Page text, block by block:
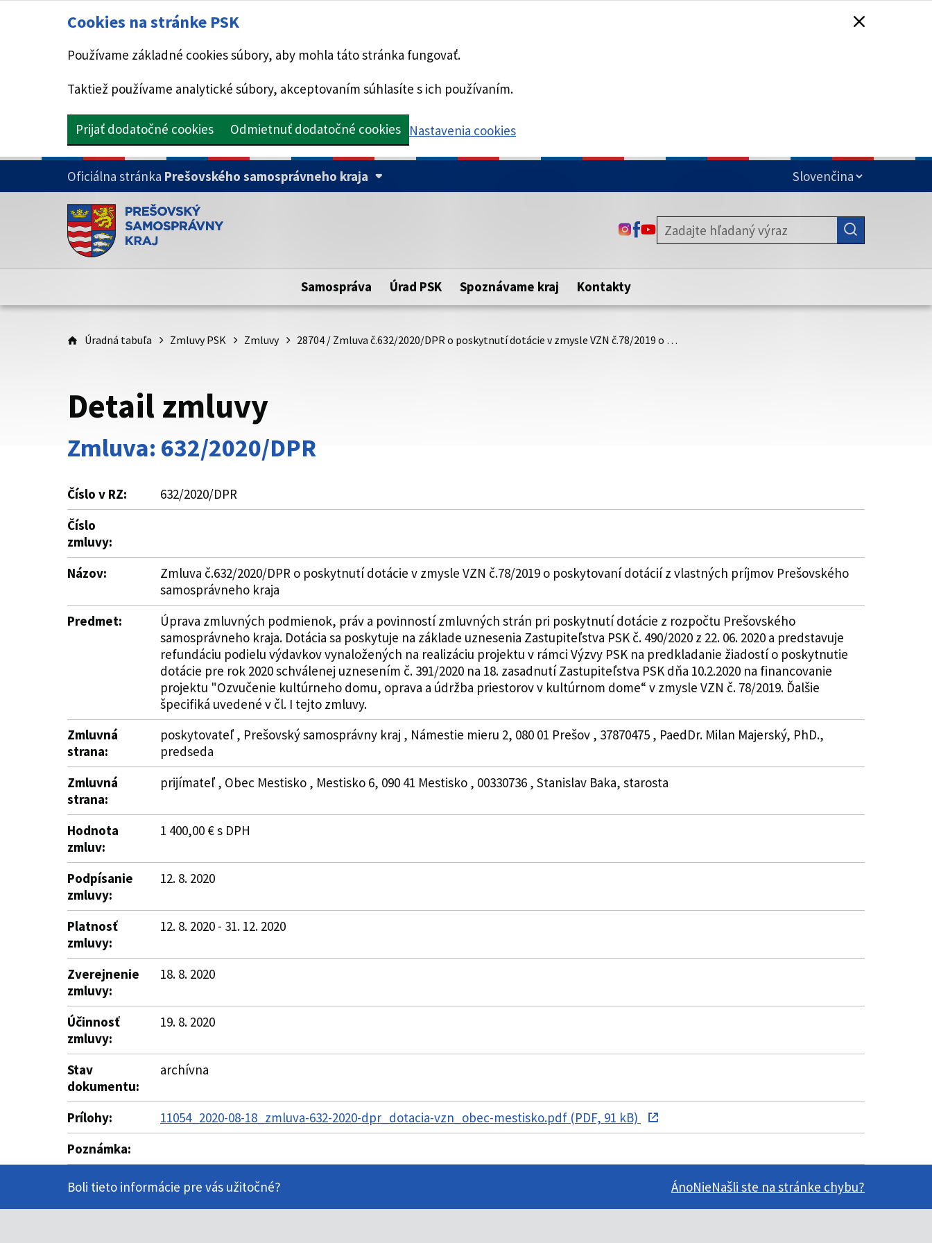
Cookies na stránke PSK
Používame základné cookies súbory, aby mohla táto stránka fungovať.
Taktiež používame analytické súbory, akceptovaním súhlasíte s ich používaním.
Prijať dodatočné cookies Odmietnuť dodatočné cookies Nastavenia cookies
PRESKOČIŤ NA HLAVNÝ OBSAH
Oficiálna stránka Prešovského samosprávneho kraja
Doména psk.sk je oficiálna
Toto je oficiálna webová stránka Prešovského samosprávneho kraja.
Táto stránka je zabezpečená
zabezpečenú webovú stránku. Zabezpečená stránka vždy začína
https:// pred názvom domény webového sídla.
ODKAZ SA OTVORÍ NA NOVEJ KARTE
ODKAZ SA OTVORÍ NA NOVEJ KARTE
ODKAZ SA OTVORÍ NA NOVEJ KARTE
Samospráva Úrad PSK Spoznávame kraj Kontakty
Úradná tabuľa Zmluvy PSK Zmluvy 28704 / Zmluva č.632/2020/DPR o poskytnutí dotácie v zmysle VZN č.78/2019 o …
Detail zmluvy
Zmluva: 632/2020/DPR
Číslo v RZ:
632/2020/DPR
Číslo
zmluvy:
Názov:
Zmluva č.632/2020/DPR o poskytnutí dotácie v zmysle VZN č.78/2019 o poskytovaní dotácií z vlastných príjmov Prešovského
samosprávneho kraja
Predmet:
Úprava zmluvných podmienok, práv a povinností zmluvných strán pri poskytnutí dotácie z rozpočtu Prešovského
samosprávneho kraja. Dotácia sa poskytuje na základe uznesenia Zastupiteľstva PSK č. 490/2020 z 22. 06. 2020 a predstavuje
refundáciu podielu výdavkov vynaložených na realizáciu projektu v rámci Výzvy PSK na predkladanie žiadostí o poskytnutie
dotácie pre rok 2020 schválenej uznesením č. 391/2020 na 18. zasadnutí Zastupiteľstva PSK dňa 10.2.2020 na financovanie
projektu "Ozvučenie kultúrneho domu, oprava a údržba priestorov v kultúrnom dome“ v zmysle VZN č. 78/2019. Ďalšie
špecifiká uvedené v čl. I tejto zmluvy.
Zmluvná
strana:
poskytovateľ , Prešovský samosprávny kraj , Námestie mieru 2, 080 01 Prešov , 37870475 , PaedDr. Milan Majerský, PhD.,
predseda
Zmluvná
strana:
prijímateľ , Obec Mestisko , Mestisko 6, 090 41 Mestisko , 00330736 , Stanislav Baka, starosta
Hodnota
zmluv:
1 400,00 € s DPH
Podpísanie
zmluvy:
12. 8. 2020
Platnosť
zmluvy:
12. 8. 2020 - 31. 12. 2020
Zverejnenie
zmluvy:
18. 8. 2020
Účinnosť
zmluvy:
19. 8. 2020
Stav
dokumentu:
archívna
Prílohy:
11054_2020-08-18_zmluva-632-2020-dpr_dotacia-vzn_obec-mestisko.pdf (PDF, 91 kB)
Poznámka:
Boli tieto informácie pre vás užitočné? ÁnoNieNašli ste na stránke chybu?